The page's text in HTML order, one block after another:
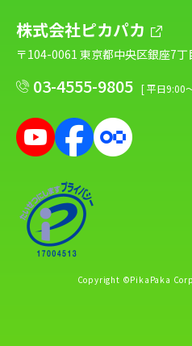
株式会社ピカパカ
〒104-0061 東京都中央区銀座7
03-4555-9805 [ 平日9:00
Copyright ©PikaPaka